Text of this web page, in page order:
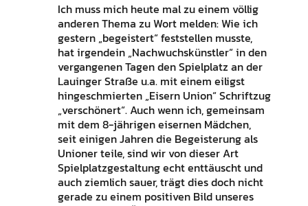
Ich muss mich heute mal zu einem völlig
anderen Thema zu Wort melden: Wie ich
gestern „begeistert“ feststellen musste,
hat irgendein „Nachwuchskünstler“ in den
vergangenen Tagen den Spielplatz an der
Lauinger Straße u.a. mit einem eiligst
hingeschmierten „Eisern Union“ Schriftzug
„verschönert“. Auch wenn ich, gemeinsam
mit dem 8-jährigen eisernen Mädchen,
seit einigen Jahren die Begeisterung als
Unioner teile, sind wir von dieser Art
Spielplatzgestaltung echt enttäuscht und
auch ziemlich sauer, trägt dies doch nicht
gerade zu einem positiven Bild unseres